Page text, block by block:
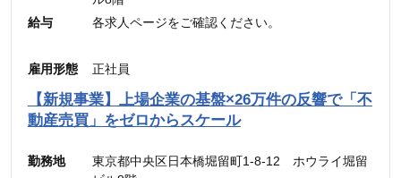
給与
各求人ページをご確認ください。
雇用形態 正社員
【新規事業】上場企業の基盤×26万件の反響で「不
動産売買」をゼロからスケール
勤務地
東京都中央区日本橋堀留町1-8-12 ホウライ堀留